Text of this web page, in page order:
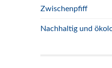
Zwischenpfiff
Nachhaltig und